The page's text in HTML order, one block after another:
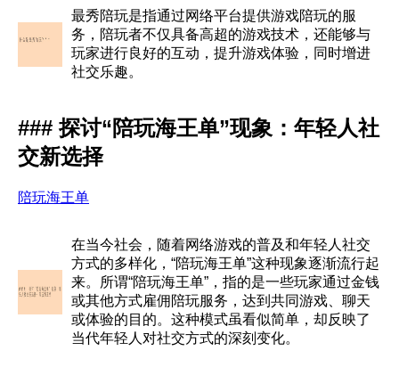
最秀陪玩是指通过网络平台提供游戏陪玩的服
务，陪玩者不仅具备高超的游戏技术，还能够与
玩家进行良好的互动，提升游戏体验，同时增进
社交乐趣。
### 探讨“陪玩海王单”现象：年轻人社
交新选择
陪玩海王单
在当今社会，随着网络游戏的普及和年轻人社交
方式的多样化，“陪玩海王单”这种现象逐渐流行起
来。所谓“陪玩海王单”，指的是一些玩家通过金钱
或其他方式雇佣陪玩服务，达到共同游戏、聊天
或体验的目的。这种模式虽看似简单，却反映了
当代年轻人对社交方式的深刻变化。